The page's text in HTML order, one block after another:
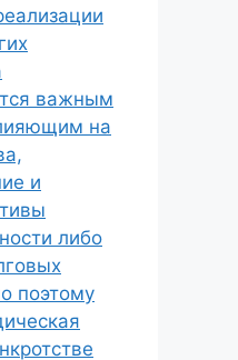
важным
на
и
либо
поэтому